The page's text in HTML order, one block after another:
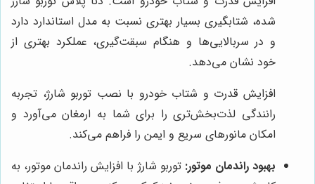
شده، شتابگیری بسیار بهتری نسبت به مدل استاندارد دارد
و در سربالایی‌ها و هنگام سبقت‌گیری، عملکرد بهتری از
خود نشان می‌دهد.
افزایش قدرت و شتاب خودرو با نصب توربو شارژ، تجربه
رانندگی لذت‌بخش‌تری را برای شما به ارمغان می‌آورد و
امکان مانورهای سریع و ایمن را فراهم می‌کند.
بهبود راندمان موتور: توربو شارژ با افزایش راندمان موتور، به